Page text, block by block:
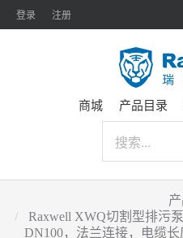
登录 注册
商城 产品目录
Raxwell XWQ切割型排污泵
DN100，法兰连接，电缆长